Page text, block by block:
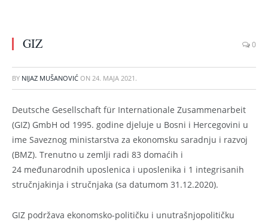
GIZ 0
BY NIJAZ MUŠANOVIĆ ON 24. MAJA 2021.
Deutsche Gesellschaft für Internationale Zusammenarbeit
(GIZ) GmbH od 1995. godine djeluje u Bosni i Hercegovini u
ime Saveznog ministarstva za ekonomsku saradnju i razvoj
(BMZ). Trenutno u zemlji radi 83 domaćih i
24 međunarodnih uposlenica i uposlenika i 1 integrisanih
stručnjakinja i stručnjaka (sa datumom 31.12.2020).
GIZ podržava ekonomsko-političku i unutrašnjopolitičku